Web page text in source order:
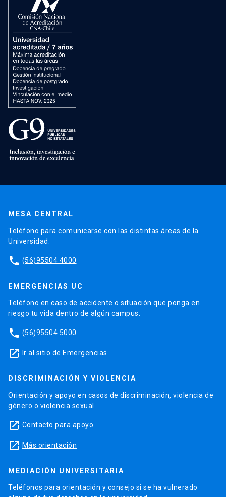
MESA CENTRAL
Teléfono para comunicarse con las distintas áreas de la
Universidad.
phone (56)95504 4000
EMERGENCIAS UC
Teléfono en caso de accidente o situación que ponga en
riesgo tu vida dentro de algún campus.
phone (56)95504 5000
launch Ir al sitio de Emergencias
DISCRIMINACIÓN Y VIOLENCIA
Orientación y apoyo en casos de discriminación, violencia de
género o violencia sexual.
launch Contacto para apoyo
launch Más orientación
MEDIACIÓN UNIVERSITARIA
Teléfonos para orientación y consejo si se ha vulnerado